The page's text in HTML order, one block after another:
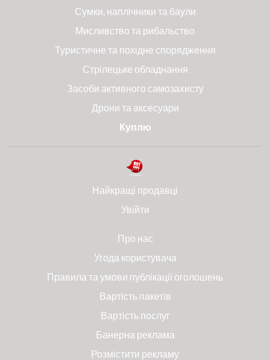
Сумки, наплічники та баули
Мисливство та рибальство
Туристичне та похідне спорядження
Стрілецьке обладнання
Засоби активного самозахисту
Дрони та аксесуари
Куплю
Найкращі продавці
Увійти
Про нас
Угода користувача
Правила та умови публікації оголошень
Вартість пакетів
Вартість послуг
Банерна реклама
Розмістити рекламу